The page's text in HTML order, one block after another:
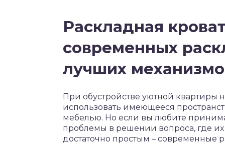
Раскладная
современных
лучших
При обустройстве уютной
использовать имеющееся
мебелью. Но если вы любите
проблемы в решении вопроса, где их
достаточно простым – современные